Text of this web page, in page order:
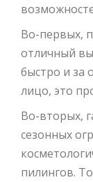
Во-первых,
отличный
быстро и за
лицо, это
Во-вторых,
сезонных
пилингов.